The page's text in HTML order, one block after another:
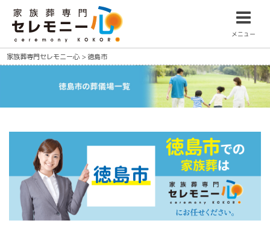
メニュー
家族葬専門セレモニー心 >徳島市